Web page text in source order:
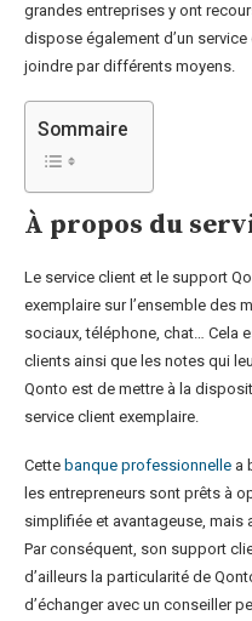
grandes entreprises y ont
dispose également d’un
joindre par différents moyens.
Sommaire
À propos du
Le service client et le support
exemplaire sur l’ensemble des
sociaux, téléphone, chat… Cela
clients ainsi que les notes qui
Qonto est de mettre à la
service client exemplaire.
Cette banque professionnelle a
les entrepreneurs sont prêts à
simplifiée et avantageuse, mais
Par conséquent, son support
d’ailleurs la particularité de
d’échanger avec un conseiller